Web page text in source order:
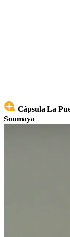
Cápsula La
Soumaya